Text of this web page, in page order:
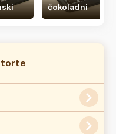
čokoladni
torte
torte je predviđanje
Za svakog gosta